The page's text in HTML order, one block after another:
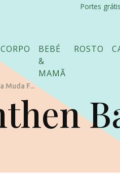
Portes
CORPO
BEBÉ
&
MAMÃ
ROSTO
Muda F...